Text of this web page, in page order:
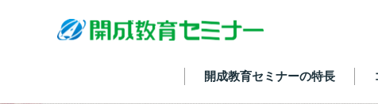
開成教育セミナーの特長